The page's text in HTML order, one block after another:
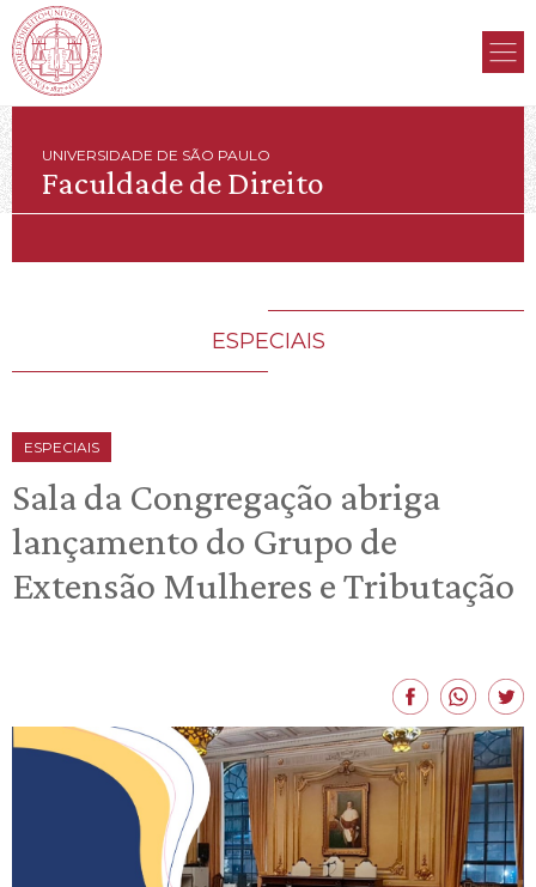
UNIVERSIDADE DE SÃO PAULO
Faculdade de Direito
ESPECIAIS
ESPECIAIS
Sala da Congregação abriga
lançamento do Grupo de
Extensão Mulheres e Tributação